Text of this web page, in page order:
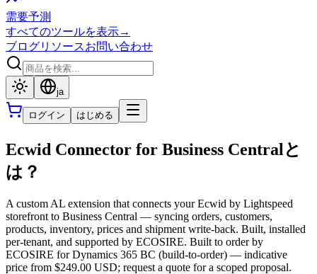
需要予測
すべてのツールを表示→
ブログリソースお問い合わせ
ja
ログイン はじめる
Ecwid Connector for Business Centralと
は？
A custom AL extension that connects your Ecwid by Lightspeed
storefront to Business Central — syncing orders, customers,
products, inventory, prices and shipment write-back. Built, installed
per-tenant, and supported by ECOSIRE. Built to order by
ECOSIRE for Dynamics 365 BC (build-to-order) — indicative
price from $249.00 USD; request a quote for a scoped proposal.